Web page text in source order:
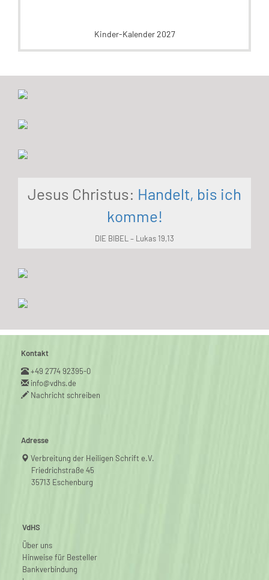
Kinder-Kalender 2027
Jesus Christus: Handelt, bis ich
komme!
DIE BIBEL – Lukas 19,13
Kontakt
+49 2774 92395-0
info@vdhs.de
Nachricht schreiben
Adresse
Verbreitung der Heiligen Schrift e.V.
Friedrichstraße 45
35713 Eschenburg
VdHS
Über uns
Hinweise für Besteller
Bankverbindung